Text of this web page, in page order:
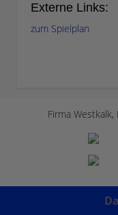
Externe Links:
zum Spielplan
Firma